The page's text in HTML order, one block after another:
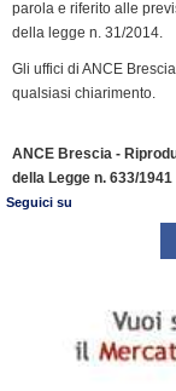
parola e riferito alle
della legge n. 31/2014.
Gli uffici di ANCE
qualsiasi chiarimento.
ANCE Brescia -
della Legge n. 633/1941
Seguici su